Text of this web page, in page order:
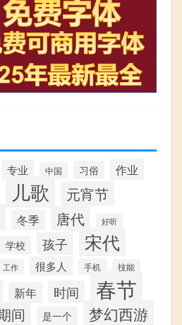
专业 中国 习俗 作业
儿歌 元宵节
冬季 唐代 好听
学校 孩子 宋代
工作 很多人 手机 技能
新年 时间 春节
间 是一个 梦幻西游